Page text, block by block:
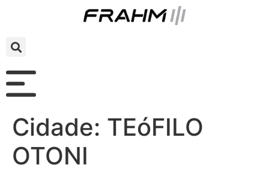
Cidade: TEóFILO
OTONI